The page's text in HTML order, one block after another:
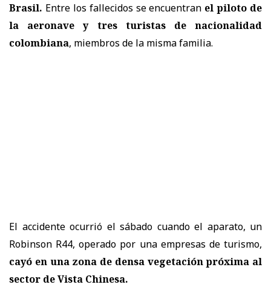
Brasil. Entre los fallecidos se encuentran el piloto de
la aeronave y
tres turistas de nacionalidad
colombiana, miembros de la misma familia.
El accidente ocurrió el sábado cuando el aparato, un
Robinson R44, operado por una empresas de turismo,
cayó en una zona de densa vegetación próxima al
sector de Vista Chinesa.